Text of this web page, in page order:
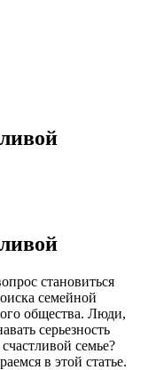
становиться
семейной
общества. Люди,
серьезность
семье?
в этой статье.